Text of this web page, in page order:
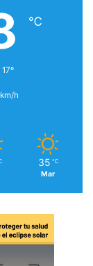
℃
h
35 ℃
Mar